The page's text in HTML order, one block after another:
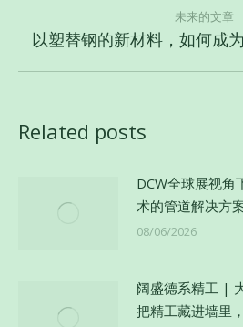
的
文
未来的文章
未
以塑替钢的新材料，如何成
Related posts
DCW全球展视角
术的管道解决方
08/06/2026
阔盛德系精工 |
把精工藏进墙里